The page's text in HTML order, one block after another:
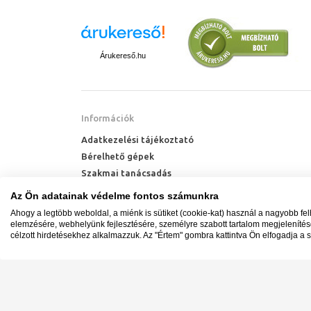
Ajánlott a
ez a magasság
tartjuk, akkor
Pultra
fürdőszoba
Amire
esetében is
kerek
Árukereső.hu
Információk
Adatkezelési tájékoztató
Bérelhető gépek
Szakmai tanácsadás
Technik Cool Pro hőszivattyú tájékoztató
Hőszivattyú kalkulátor
Az Ön adatainak védelme fontos számunkra
Ahogy a legtöbb weboldal, a miénk is sütiket (cookie-kat) használ a nagyobb
elemzésére, webhelyünk fejlesztésére, személyre szabott tartalom
célzott hirdetésekhez alkalmazzuk. Az "Értem" gombra kattintva Ön elfogadja a